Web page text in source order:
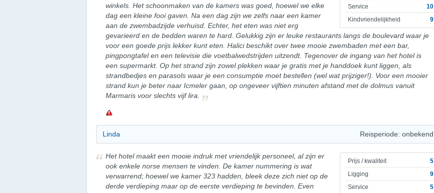
Service
10
Kindvriendelijkheid
9
winkels. Het schoonmaken van de kamers was goed, hoewel we elke
dag een kleine fooi gaven. Na een dag zijn we zelfs naar een kamer
aan de zwembadzijde verhuisd. Echter, het eten was niet erg
gevarieerd en de bedden waren te hard. Gelukkig zijn er leuke restaurants langs de boulevard waar je
voor een goede prijs lekker kunt eten. Halici beschikt over twee mooie zwembaden met een bar,
pingpongtafel en een televisie die voetbalwedstrijden uitzendt. Tegenover de ingang van het hotel is
een supermarkt. Op het strand zijn zowel plekken waar je gratis met je handdoek kunt liggen, als
strandbedjes en parasols waar je een consumptie moet bestellen (wel wat prijziger!). Voor een mooier
strand kun je beter naar Icmeler gaan, op ongeveer vijftien minuten afstand met de dolmus vanuit
Marmaris voor slechts vijf lira.
Linda Reisperiode: onbekend
Prijs / kwaliteit
5
Ligging
9
Service
5
Het hotel maakt een mooie indruk met vriendelijk personeel, al zijn er
ook enkele norse mensen te vinden. De kamer nummering is wat
verwarrend; hoewel we kamer 323 hadden, bleek deze zich niet op de
derde verdieping maar op de eerste verdieping te bevinden. Even